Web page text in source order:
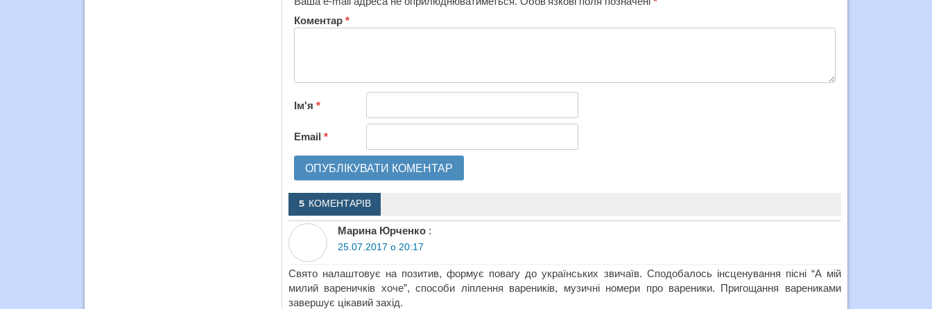
Коментар *
Ім'я *
Email *
5 КОМЕНТАРІВ
Марина Юрченко :
25.07.2017 о 20:17
Свято налаштовує на позитив, формує повагу до українських звичаїв. Сподобалось інсценування пісні “А мій
милий вареничків хоче”, способи ліплення вареників, музичні номери про вареники. Пригощання варениками
завершує цікавий захід.